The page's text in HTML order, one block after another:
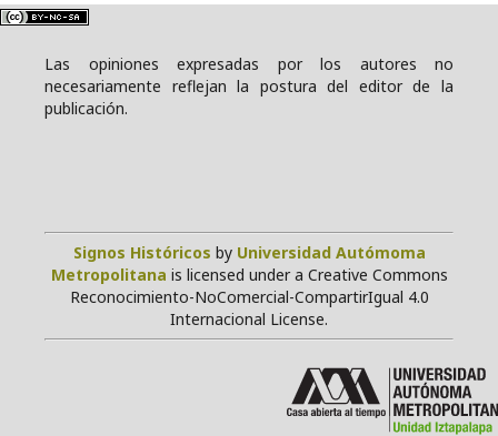
Las opiniones expresadas por los autores no
necesariamente reflejan la postura del editor de la
publicación.
Signos Históricos by Universidad Autómoma
Metropolitana is licensed under a Creative Commons
Reconocimiento-NoComercial-CompartirIgual 4.0
Internacional License.